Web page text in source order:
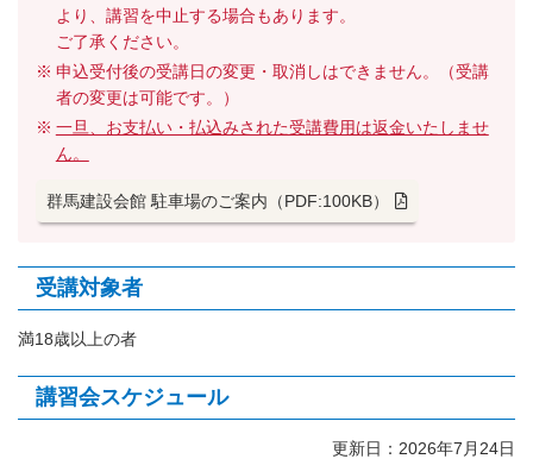
より、講習を中止する場合もあります。
ご了承ください。
申込受付後の受講日の変更・取消しはできません。（受講
者の変更は可能です。）
一旦、お支払い・払込みされた受講費用は返金いたしませ
ん。
群馬建設会館 駐車場のご案内（PDF:100KB）
受講対象者
満18歳以上の者
講習会スケジュール
更新日： 2026年7月24日